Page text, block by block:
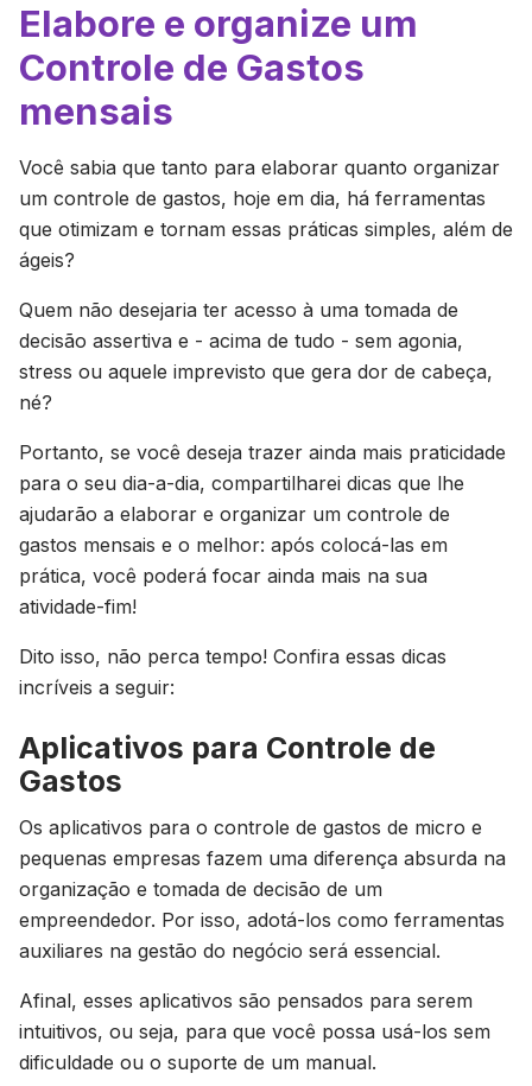
Elabore e organize um
Controle de Gastos
mensais
Você sabia que tanto para elaborar quanto organizar
um controle de gastos, hoje em dia, há ferramentas
que otimizam e tornam essas práticas simples, além de
ágeis?
Quem não desejaria ter acesso à uma tomada de
decisão assertiva e - acima de tudo - sem agonia,
stress ou aquele imprevisto que gera dor de cabeça,
né?
Portanto, se você deseja trazer ainda mais praticidade
para o seu dia-a-dia, compartilharei dicas que lhe
ajudarão a elaborar e organizar um controle de
gastos mensais e o melhor: após colocá-las em
prática, você poderá focar ainda mais na sua
atividade-fim!
Dito isso, não perca tempo! Confira essas dicas
incríveis a seguir:
Aplicativos para Controle de
Gastos
Os aplicativos para o controle de gastos de micro e
pequenas empresas fazem uma diferença absurda na
organização e tomada de decisão de um
empreendedor. Por isso, adotá-los como ferramentas
auxiliares na gestão do negócio será essencial.
Afinal, esses aplicativos são pensados para serem
intuitivos, ou seja, para que você possa usá-los sem
dificuldade ou o suporte de um manual.